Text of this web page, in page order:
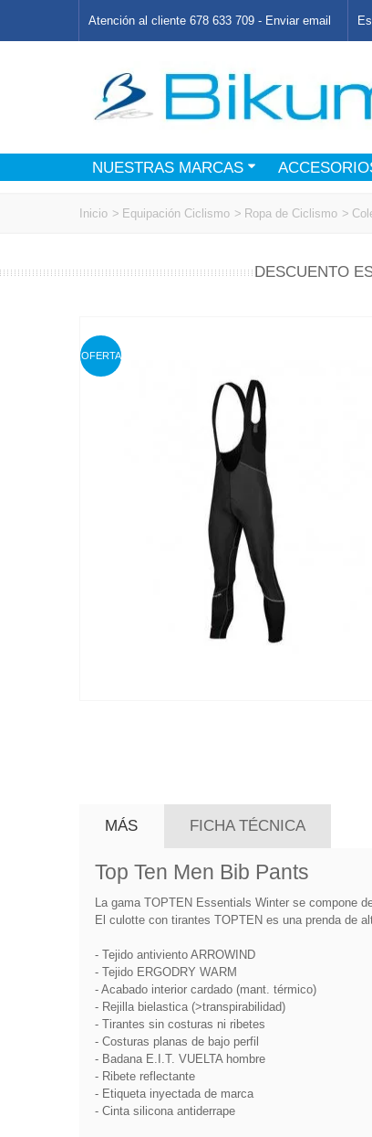
Atención al cliente 678 633 709 - Enviar email
NUESTRAS MARCAS
Inicio > Equipación Ciclismo > Ropa de Ciclismo >
DESCUENTO
OFERTA
MÁS FICHA TÉCNICA
Top Ten Men Bib Pants
La gama TOPTEN Essentials Winter se compone
El culotte con tirantes TOPTEN es una prenda de
- Tejido antiviento ARROWIND
- Tejido ERGODRY WARM
- Acabado interior cardado (mant. térmico)
- Rejilla bielastica (>transpirabilidad)
- Tirantes sin costuras ni ribetes
- Costuras planas de bajo perfil
- Badana E.I.T. VUELTA hombre
- Ribete reflectante
- Etiqueta inyectada de marca
- Cinta silicona antiderrape